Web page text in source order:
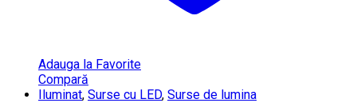
Adauga la Favorite
Compară
Iluminat, Surse cu LED, Surse de lumina